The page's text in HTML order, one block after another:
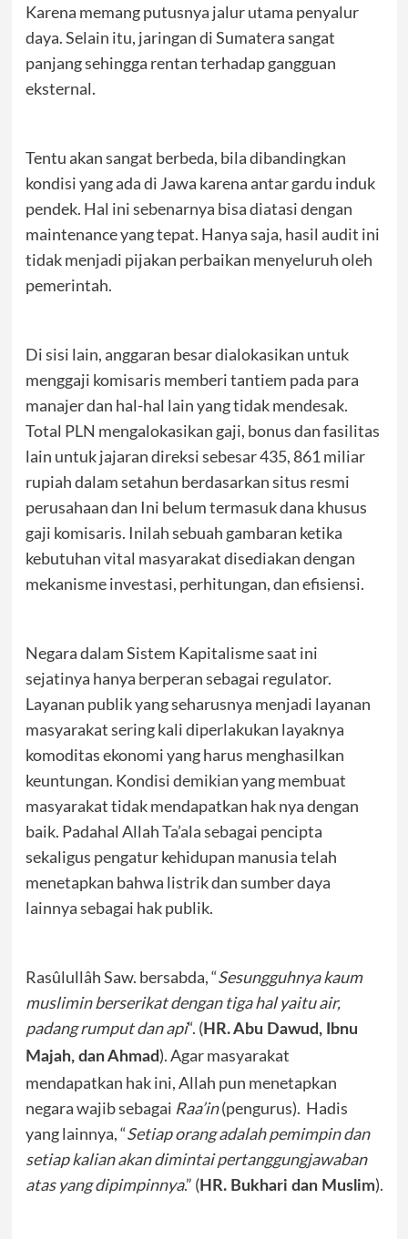
Karena memang putusnya jalur utama penyalur
daya. Selain itu, jaringan di Sumatera sangat
panjang sehingga rentan terhadap gangguan
eksternal.
Tentu akan sangat berbeda, bila dibandingkan
kondisi yang ada di Jawa karena antar gardu induk
pendek. Hal ini sebenarnya bisa diatasi dengan
maintenance yang tepat. Hanya saja, hasil audit ini
tidak menjadi pijakan perbaikan menyeluruh oleh
pemerintah.
Di sisi lain, anggaran besar dialokasikan untuk
menggaji komisaris memberi tantiem pada para
manajer dan hal-hal lain yang tidak mendesak.
Total PLN mengalokasikan gaji, bonus dan fasilitas
lain untuk jajaran direksi sebesar 435, 861 miliar
rupiah dalam setahun berdasarkan situs resmi
perusahaan dan Ini belum termasuk dana khusus
gaji komisaris. Inilah sebuah gambaran ketika
kebutuhan vital masyarakat disediakan dengan
mekanisme investasi, perhitungan, dan efisiensi.
Negara dalam Sistem Kapitalisme saat ini
sejatinya hanya berperan sebagai regulator.
Layanan publik yang seharusnya menjadi layanan
masyarakat sering kali diperlakukan layaknya
komoditas ekonomi yang harus menghasilkan
keuntungan. Kondisi demikian yang membuat
masyarakat tidak mendapatkan hak nya dengan
baik. Padahal Allah Ta’ala sebagai pencipta
sekaligus pengatur kehidupan manusia telah
menetapkan bahwa listrik dan sumber daya
lainnya sebagai hak publik.
Rasûlullâh Saw. bersabda, “Sesungguhnya kaum
muslimin berserikat dengan tiga hal yaitu air,
padang rumput dan api“. ( HR. Abu Dawud, Ibnu
Majah, dan Ahmad). Agar masyarakat
mendapatkan hak ini, Allah pun menetapkan
negara wajib sebagai Raa’in(pengurus). Hadis
yang lainnya, “Setiap orang adalah pemimpin dan
setiap kalian akan dimintai pertanggungjawaban
atas yang dipimpinnya.” ( HR. Bukhari dan Muslim).